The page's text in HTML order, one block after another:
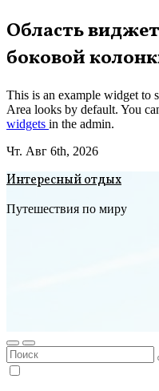
Перейти
к
содержимому
Область
боковой
This is an example widget to
Area looks by default. You
widgets in the admin.
Чт. Авг 6th, 2026
Интересный отдых
Путешествия по миру